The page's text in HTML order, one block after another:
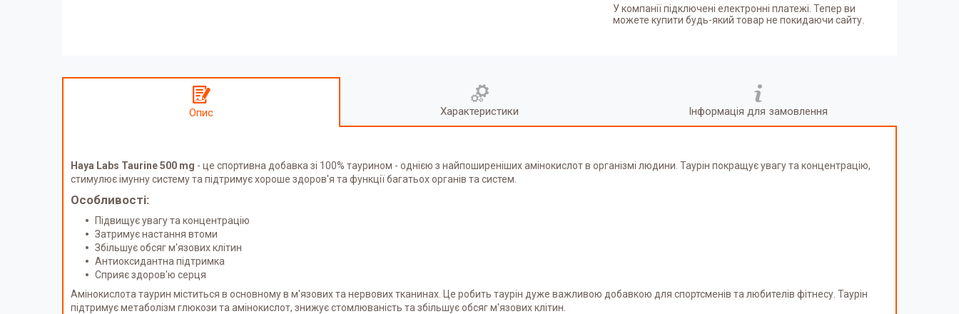
У компанії підключені електронні платежі. Тепер ви
можете купити будь-який товар не покидаючи сайту.
Опис Характеристики Інформація для замовлення
Haya Labs Taurine 500 mg - це спортивна добавка зі 100% таурином - однією з найпоширеніших амінокислот в організмі людини. Таурін покращує увагу та концентрацію,
стимулює імунну систему та підтримує хороше здоров'я та функції багатьох органів та систем.
Особливості:
Підвищує увагу та концентрацію
Затримує настання втоми
Збільшує обсяг м'язових клітин
Антиоксидантна підтримка
Сприяє здоров'ю серця
Амінокислота таурин міститься в основному в м'язових та нервових тканинах. Це робить таурін дуже важливою добавкою для спортсменів та любителів фітнесу. Таурін
підтримує метаболізм глюкози та амінокислот, знижує стомлюваність та збільшує обсяг м'язових клітин.